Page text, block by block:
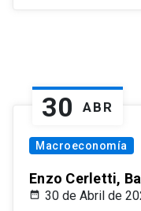
30 ABR
Macroeconomía
Enzo Cerletti,
30 de Abril de